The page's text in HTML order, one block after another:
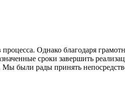
Однако благодаря
сроки завершить
были рады принять